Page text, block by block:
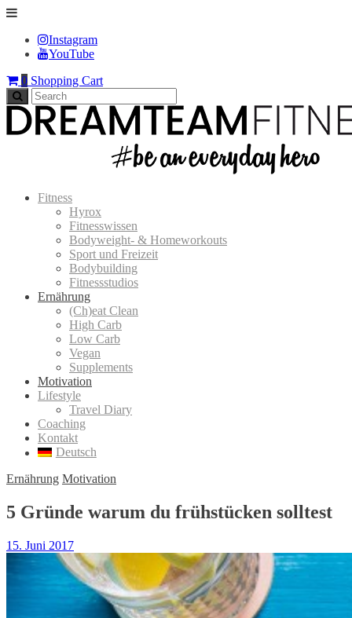
Instagram
YouTube
0 Shopping Cart
Fitness
Hyrox
Fitnesswissen
Bodyweight- & Homeworkouts
Sport und Freizeit
Bodybuilding
Fitnessstudios
Ernährung
(Ch)eat Clean
High Carb
Low Carb
Vegan
Supplements
Motivation
Lifestyle
Travel Diary
Coaching
Kontakt
Deutsch
Ernährung Motivation
5 Gründe warum du frühstücken solltest
15. Juni 2017